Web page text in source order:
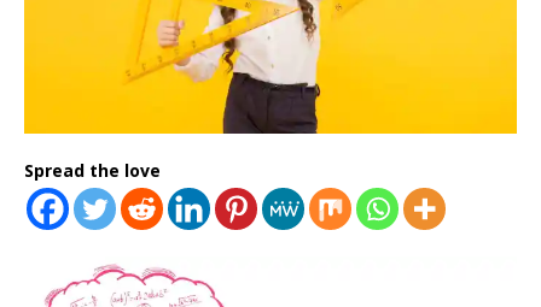
Spread the love